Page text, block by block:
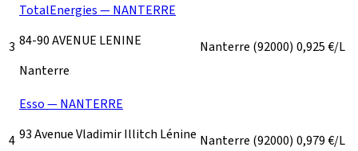
3
TotalEnergies — NANTERRE
84-90 AVENUE LENINE
Nanterre
Nanterre (92000) 0,925€/L
4
Esso — NANTERRE
93 Avenue Vladimir Illitch Lénine Nanterre (92000) 0,979€/L